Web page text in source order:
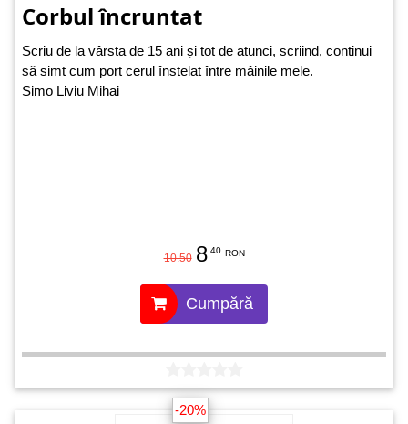
Corbul încruntat
Scriu de la vârsta de 15 ani și tot de atunci, scriind, continui
să simt cum port cerul înstelat între mâinile mele.
Simo Liviu Mihai
10.50 8 .40 RON
Cumpără
-20%